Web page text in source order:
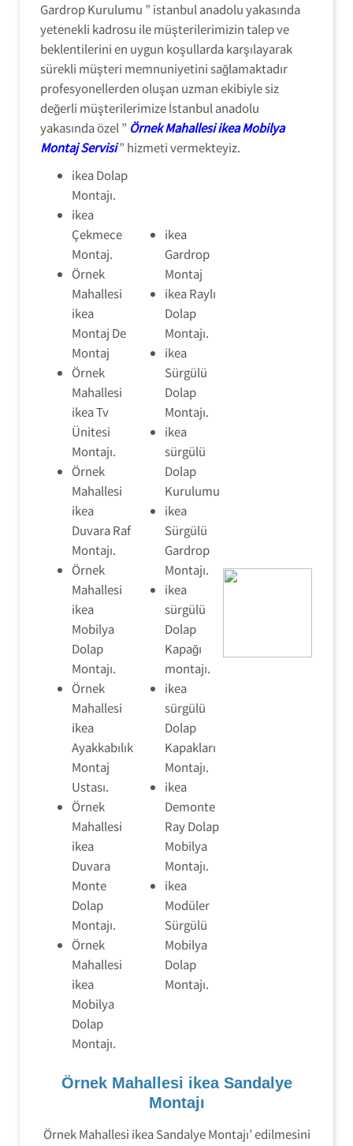
Gardrop Kurulumu ” istanbul anadolu yakasında
yetenekli kadrosu ile müşterilerimizin talep ve
beklentilerini en uygun koşullarda karşılayarak
sürekli müşteri memnuniyetini sağlamaktadır
profesyonellerden oluşan uzman ekibiyle siz
değerli müşterilerimize İstanbul anadolu
yakasında özel ” Örnek Mahallesi ikea Mobilya
Montaj Servisi” hizmeti vermekteyiz.
ikea Dolap
Montajı.
ikea
Çekmece
Montaj.
Örnek
Mahallesi
ikea
Montaj De
Montaj
Örnek
Mahallesi
ikea Tv
Ünitesi
Montajı.
Örnek
Mahallesi
ikea
Duvara Raf
Montajı.
Örnek
Mahallesi
ikea
Mobilya
Dolap
Montajı.
Örnek
Mahallesi
ikea
Ayakkabılık
Montaj
Ustası.
Örnek
Mahallesi
ikea
Duvara
Monte
Dolap
Montajı.
Örnek
Mahallesi
ikea
Mobilya
Dolap
Montajı.
ikea
Gardrop
Montaj
ikea Raylı
Dolap
Montajı.
ikea
Sürgülü
Dolap
Montajı.
ikea
sürgülü
Dolap
Kurulumu
ikea
Sürgülü
Gardrop
Montajı.
ikea
sürgülü
Dolap
Kapağı
montajı.
ikea
sürgülü
Dolap
Kapakları
Montajı.
ikea
Demonte
Ray Dolap
Mobilya
Montajı.
ikea
Modüler
Sürgülü
Mobilya
Dolap
Montajı.
Örnek Mahallesi ikea Sandalye
Montajı
Örnek Mahallesi ikea Sandalye Montajı’ edilmesini